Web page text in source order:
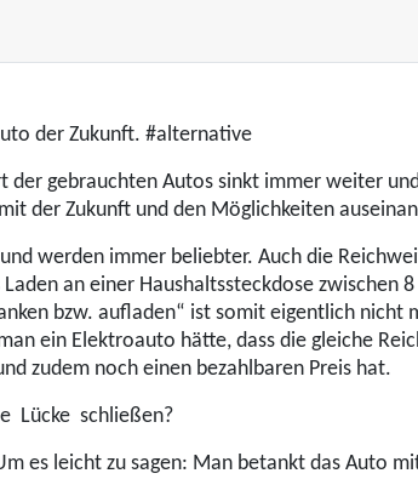
der Zukunft. #alternative
der gebrauchten Autos sinkt immer weiter
der Zukunft und den Möglichkeiten
werden immer beliebter. Auch die
an einer Haushaltssteckdose
bzw. aufladen“ ist somit eigentlich
ein Elektroauto hätte, dass die gleiche
zudem noch einen bezahlbaren Preis hat.
Lücke schließen?
es leicht zu sagen: Man betankt das Auto